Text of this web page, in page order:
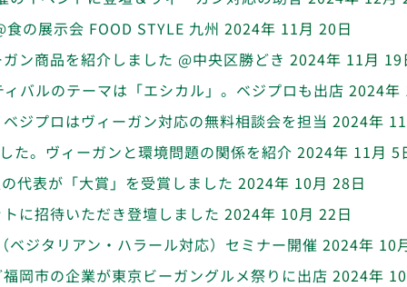
の展示会 FOOD STYLE 九州 2024年 11月 20日
ン商品を紹介しました @中央区勝どき 2024年 11月 19
バルのテーマは「エシカル」。ベジプロも出店 2024年
ジプロはヴィーガン対応の無料相談会を担当 2024年
た。ヴィーガンと環境問題の関係を紹介 2024年 11月 5
代表が「大賞」を受賞しました 2024年 10月 28日
に招待いただき登壇しました 2024年 10月 22日
ジタリアン・ハラール対応）セミナー開催 2024年 10
岡市の企業が東京ビーガングルメ祭りに出店 2024年